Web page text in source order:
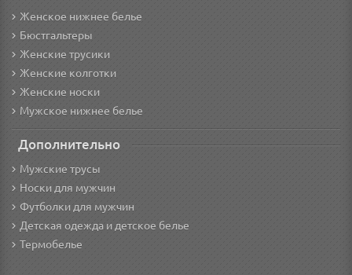
Женское нижнее белье
Бюстгальтеры
Женские трусики
Женские колготки
Женские носки
Мужское нижнее белье
Дополнительно
Мужские трусы
Носки для мужчин
Футболки для мужчин
Детская одежда и детское белье
Термобелье